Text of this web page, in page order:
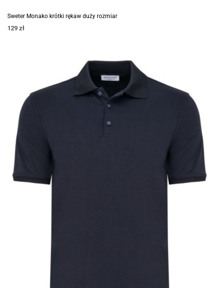
Sweter Monako krótki rękaw duży rozmiar
129 zł